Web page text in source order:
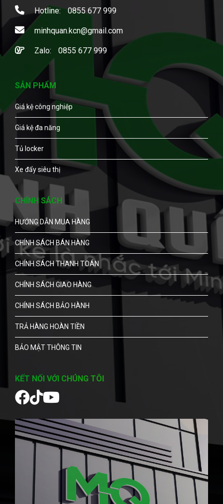
Hotline: 0855 677 999
minhquan.kcn@gmail.com
Zalo: 0855 677 999
SẢN PHẨM
Giá kệ công nghiệp
Giá kệ đa năng
Tủ locker
Xe đẩy siêu thị
CHÍNH SÁCH
HƯỚNG DẪN MUA HÀNG
CHÍNH SÁCH BÁN HÀNG
CHÍNH SÁCH THANH TOÁN
CHÍNH SÁCH GIAO HÀNG
CHÍNH SÁCH BẢO HÀNH
TRẢ HÀNG HOÀN TIỀN
BẢO MẬT THÔNG TIN
KẾT NỐI VỚI CHÚNG TÔI